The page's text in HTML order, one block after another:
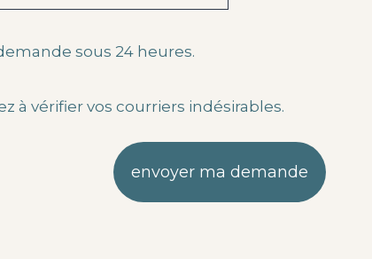
sous 24 heures.
à vérifier vos courriers indésirables.